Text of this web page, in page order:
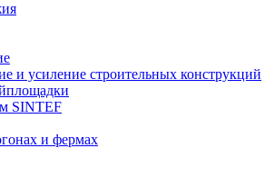
и усиление строительных конструкций
SINTEF
и фермах